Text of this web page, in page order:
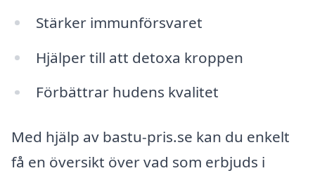
Stärker immunförsvaret
Hjälper till att detoxa kroppen
Förbättrar hudens kvalitet
Med hjälp av bastu-pris.se kan du enkelt
få en översikt över vad som erbjuds i